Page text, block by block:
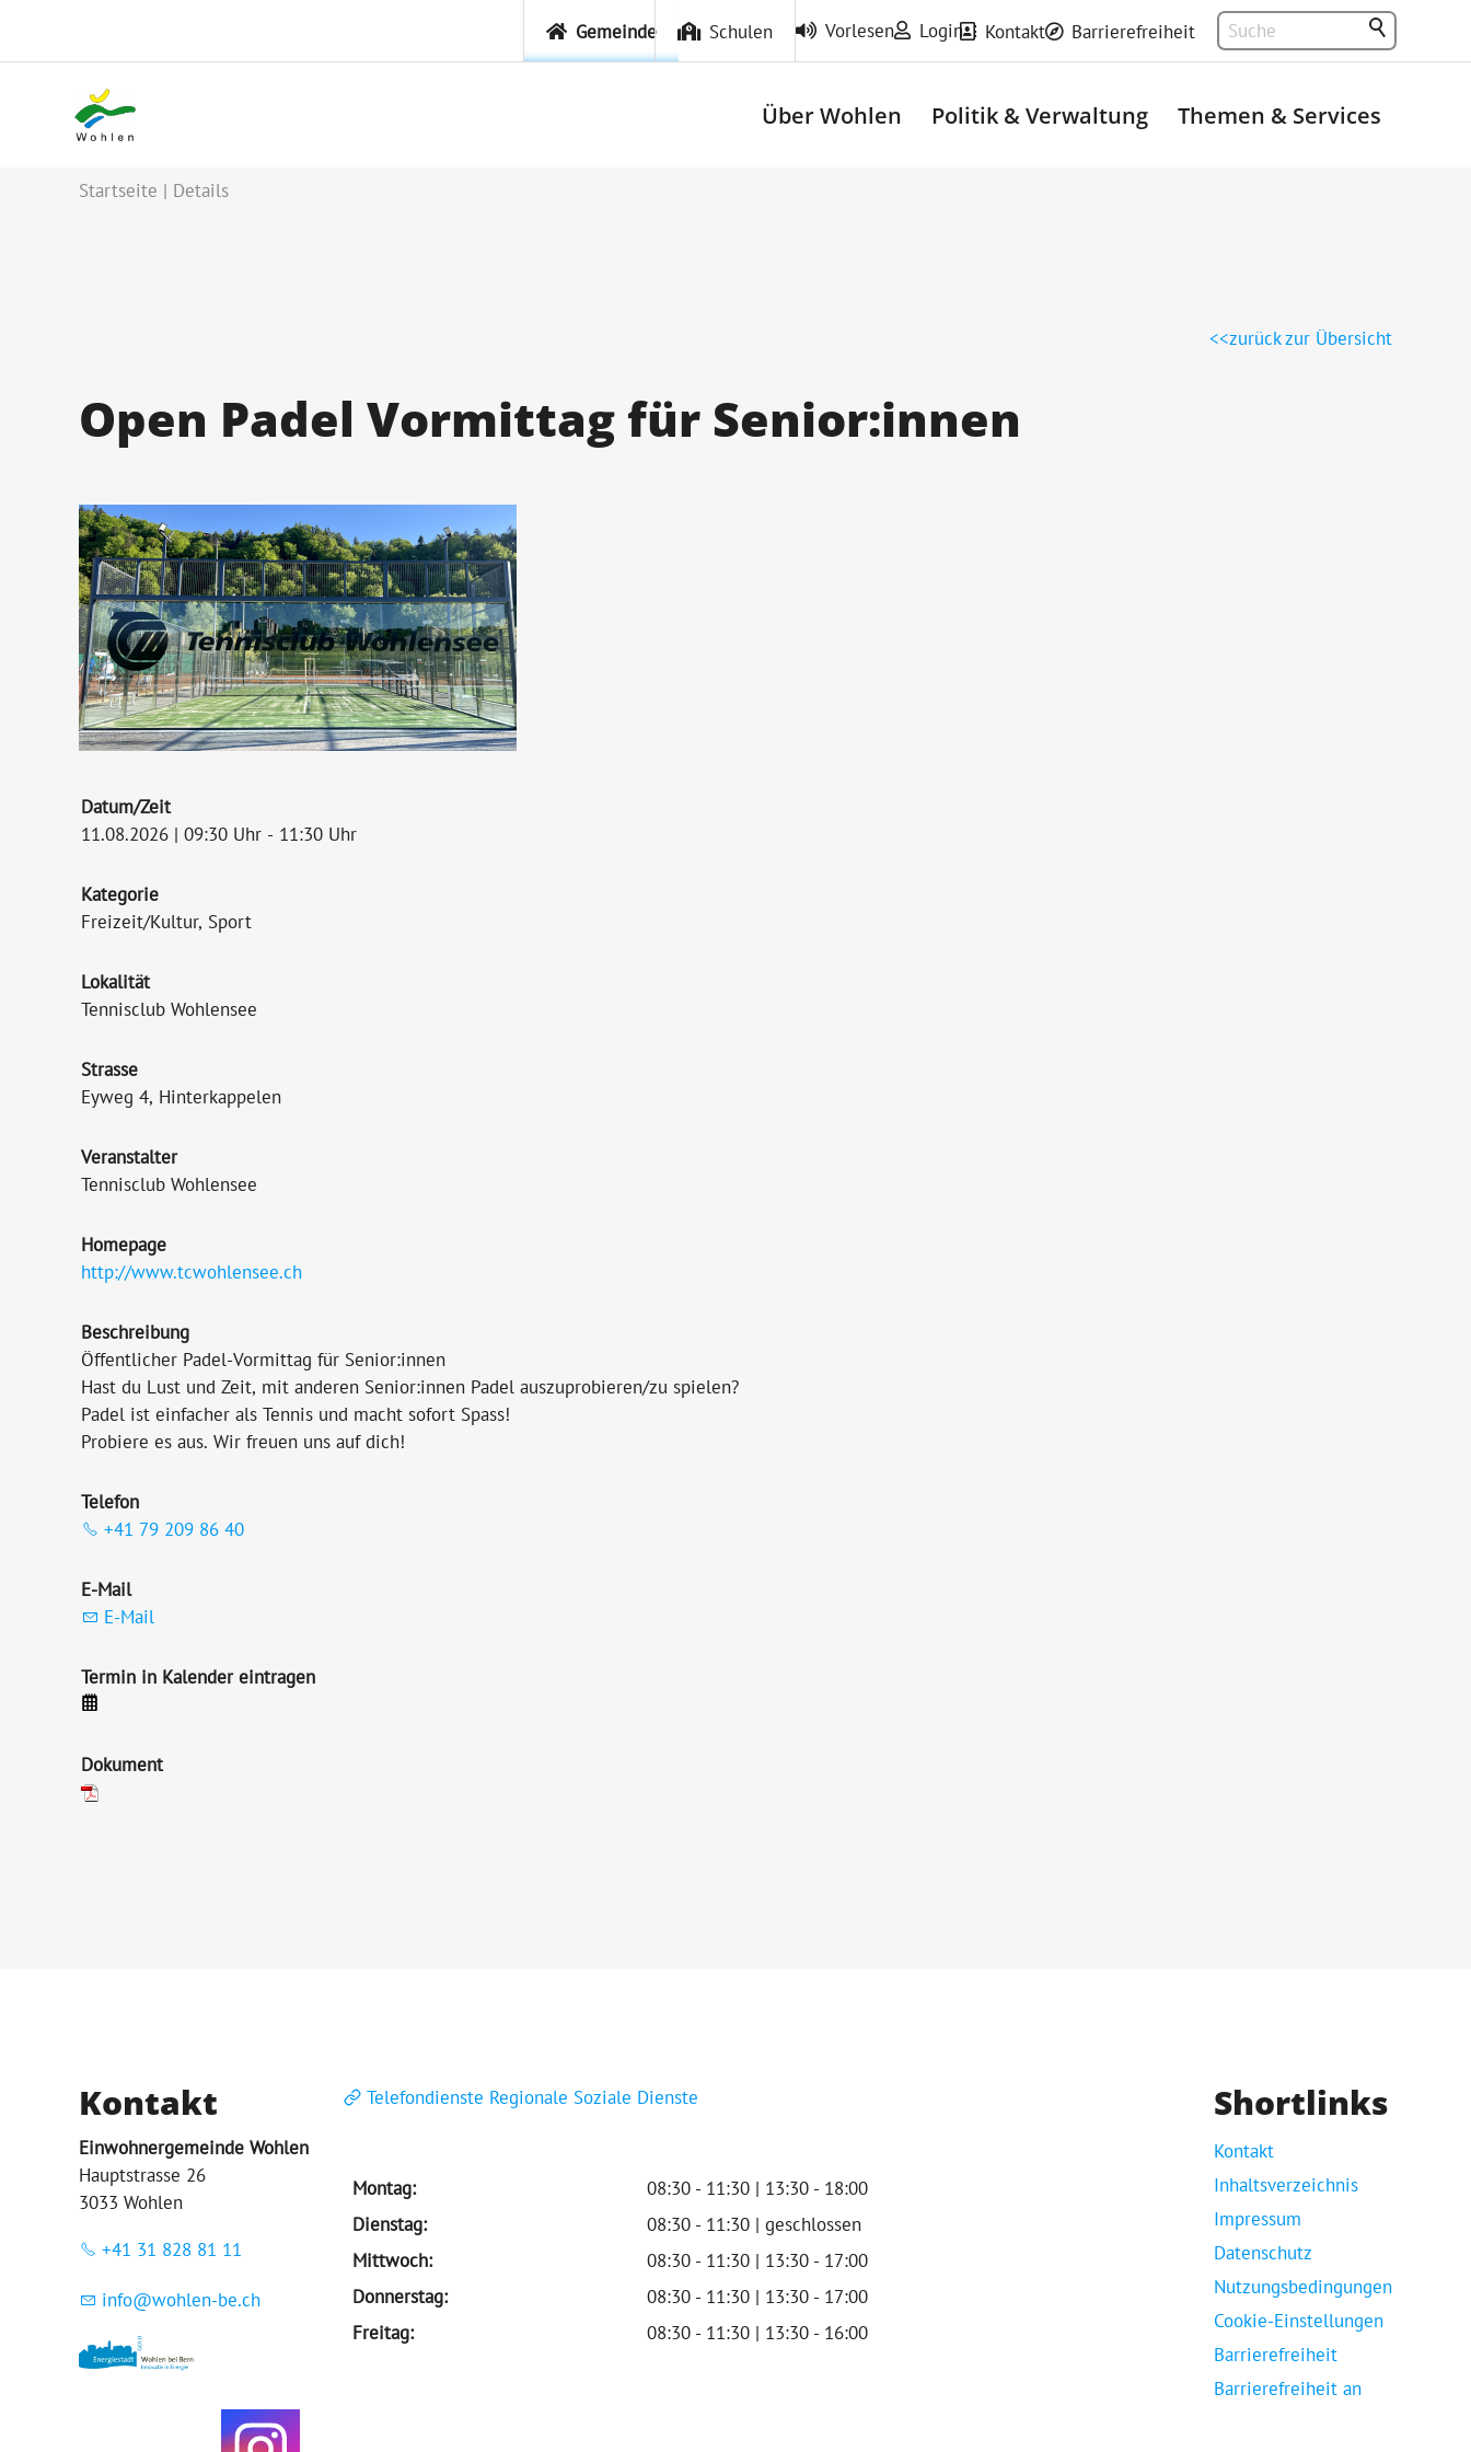
Barrierefreiheit
Kontakt
Login
Gemeinde Schulen Vorlesen
Über Wohlen Politik & Verwaltung Themen & Services
Startseite Details
zurück zur Übersicht
Open Padel Vormittag für Senior:innen
Datum/Zeit
11.08.2026 | 09:30 Uhr - 11:30 Uhr
Kategorie
Freizeit/Kultur, Sport
Lokalität
Tennisclub Wohlensee
Strasse
Eyweg 4, Hinterkappelen
Veranstalter
Tennisclub Wohlensee
Homepage
http://www.tcwohlensee.ch
Beschreibung
Öffentlicher Padel-Vormittag für Senior:innen
Hast du Lust und Zeit, mit anderen Senior:innen Padel auszuprobieren/zu spielen?
Padel ist einfacher als Tennis und macht sofort Spass!
Probiere es aus. Wir freuen uns auf dich!
Telefon
+41 79 209 86 40
E-Mail
E-Mail
Termin in Kalender eintragen
Dokument
Kontakt
Einwohnergemeinde Wohlen
Hauptstrasse 26
3033 Wohlen
+41 31 828 81 11
nf w hl n-b ch
Telefondienste Regionale Soziale Dienste
Montag:
08:30 - 11:30 | 13:30 - 18:00
Dienstag:
08:30 - 11:30 | geschlossen
Mittwoch:
08:30 - 11:30 | 13:30 - 17:00
Donnerstag:
08:30 - 11:30 | 13:30 - 17:00
Freitag:
08:30 - 11:30 | 13:30 - 16:00
Shortlinks
Kontakt
Inhaltsverzeichnis
Impressum
Datenschutz
Nutzungsbedingungen
Cookie-Einstellungen
Barrierefreiheit
Barrierefreiheit an